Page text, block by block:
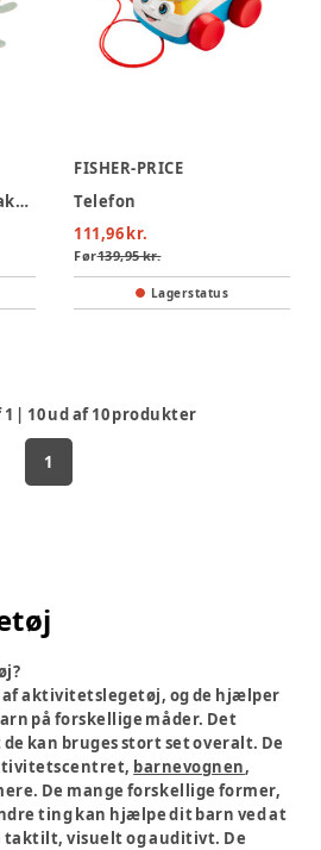
Ocean Life stor Multi-aktivitets plys - Mint
FISHER-PRICE
Telefon
111,96 kr.
Før139,95 kr.
Lagerstatus
1 | 10ud af10produkter
1
aktivitetslegetøj, og de hjælper
på forskellige måder. Det
kan bruges stort set overalt. De
barnevognen,
De mange forskellige former,
ting kan hjælpe dit barn ved at
visuelt og auditivt. De